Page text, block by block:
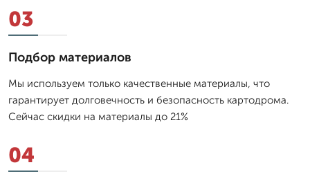
03
Подбор материалов
Мы используем только качественные материалы, что
гарантирует долговечность и безопасность картодрома.
Сейчас скидки на материалы до 21%
04